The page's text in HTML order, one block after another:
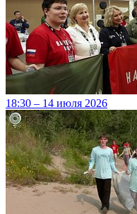
18:30 – 14 июля 2026